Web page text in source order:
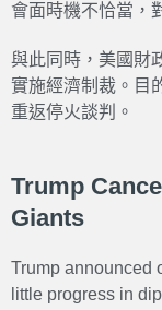
會面時機不恰當，
與此同時，美國財
實施經濟制裁。目
重返停火談判。
Trump
Giants
Trump announced
little progress in